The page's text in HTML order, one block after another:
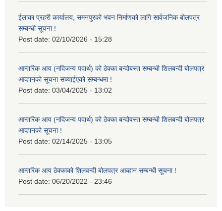
ईलाका प्रहरी कार्यालय, समनपुरको भवन निर्माणको लागि सार्वजनिक बोलपत्र
सम्बन्धी सूचना !
Post date: 02/10/2026 - 15:28
आन्तरिक आय (नदिजन्य पदार्थ) को ठेक्का बन्दोबस्त सम्बन्धी शिलबन्दी बोलपत्र
आव्हानको सूचना सच्याईएको सम्बन्धमा !
Post date: 03/04/2025 - 13:02
आन्तरिक आय (नदिजन्य पदार्थ) को ठेक्का बन्दोवस्त सम्बन्धी शिलबन्दी बोलपत्र
आव्हानको सूचना !
Post date: 02/14/2025 - 13:05
आन्तरिक आय ठेक्काको शिलवन्दी बोलपत्र आव्हान सम्बन्धी सूचना !
Post date: 06/20/2022 - 23:46